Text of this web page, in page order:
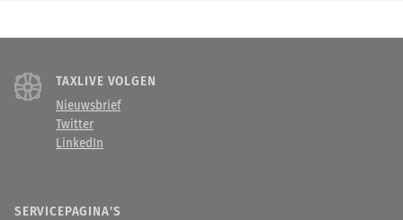
TAXLIVE VOLGEN
Nieuwsbrief
Twitter
LinkedIn
SERVICEPAGINA'S